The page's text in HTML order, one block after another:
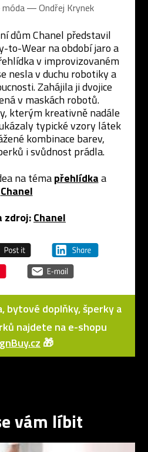
móda ―Ondřej Krynek
dům Chanel představil
to-Wear na období jaro a
v improvizovaném
nesla v duchu robotiky a
Zahájila ji dvojice
v maskách robotů.
kterým kreativně nadále
typické vzory látek
kombinace barev,
i svůdnost prádla.
na témapřehlídkaa
Chanel
zdroj:Chanel
doplňky, šperky a
najdete na e-shopu
🎁
vám líbit